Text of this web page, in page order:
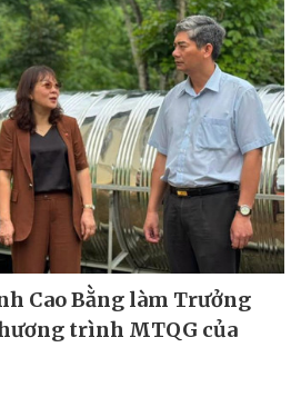
Cao Bằng làm Trưởng
trình MTQG của